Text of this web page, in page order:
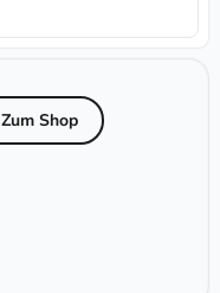
Zum Shop